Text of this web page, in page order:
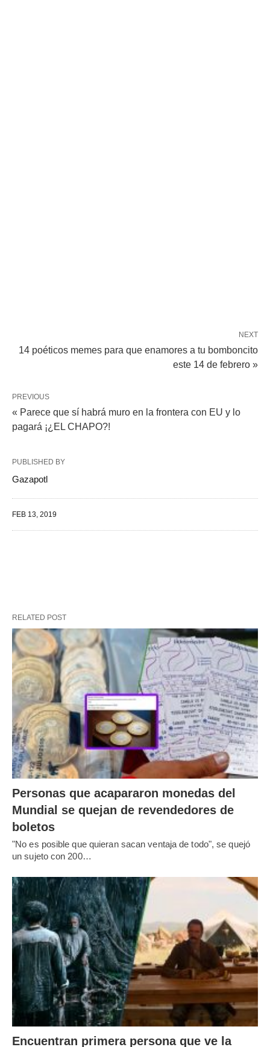
NEXT
14 poéticos memes para que enamores a tu bomboncito
este 14 de febrero »
PREVIOUS
« Parece que sí habrá muro en la frontera con EU y lo
pagará ¡¿EL CHAPO?!
PUBLISHED BY
Gazapotl
FEB 13, 2019
RELATED POST
Personas que acapararon monedas del
Mundial se quejan de revendedores de
boletos
"No es posible que quieran sacan ventaja de todo", se quejó
un sujeto con 200…
Encuentran primera persona que ve la